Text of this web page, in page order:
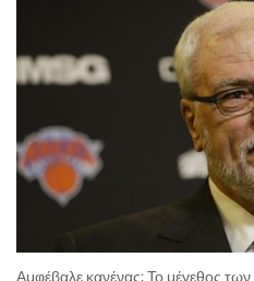
Αμφέβαλε κανένας; Το μέγεθος